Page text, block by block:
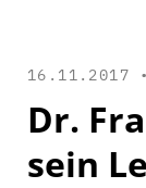
16.11.2017
Dr.
sein